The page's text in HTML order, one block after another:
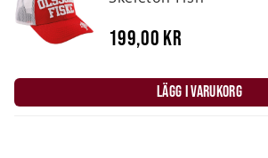
199,00 kr
LÄGG I VARUKORG